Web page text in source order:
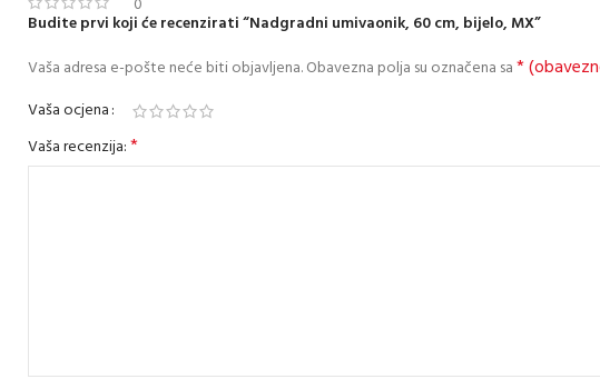
0
Budite prvi koji će recenzirati “Nadgradni umivaonik, 60 cm, bijelo, MX”
Vaša adresa e-pošte neće biti objavljena.Obavezna polja su označena sa*
Vaša ocjena
Vaša recenzija:*